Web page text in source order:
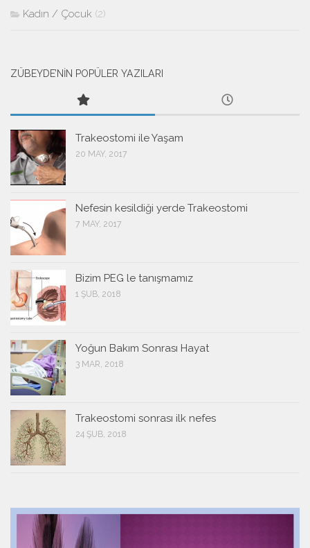
Kadın / Çocuk (2)
ZÜBEYDE’NİN POPÜLER YAZILARI
Trakeostomi ile Yaşam
20 MAY, 2017
Nefesin kesildiği yerde Trakeostomi
7 MAY, 2017
Bizim PEG le tanışmamız
1 ŞUB, 2018
Yoğun Bakım Sonrası Hayat
3 MAR, 2018
Trakeostomi sonrası ilk nefes
24 ŞUB, 2018